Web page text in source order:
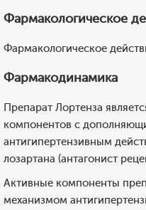
Фармакологическое
Фармакологическое
Фармакодинамика
Препарат Лортенза
компонентов с
антигипертензивным
лозартана (антагонист
Активные компоненты
механизмом